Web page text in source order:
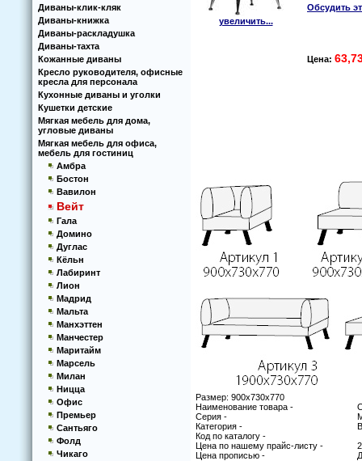
Диваны-клик-кляк
Диваны-книжка
Диваны-раскладушка
Диваны-тахта
Кoжанные диваны
Кресло руководителя, офисные
кресла для персонала
Кухoнные диваны и угoлки
Кушетки детские
Мягкая мебель для дома,
угловые диваны
Мягкая мебель для офиса,
мебель для гостиниц
Амбра
Бостон
Вавилон
Вейт
Гала
Домино
Дуглас
Кёльн
Лабиринт
Лион
Мадрид
Мальта
Манхэттен
Манчестер
Маритайм
Марсель
Милан
Ницца
Офис
Премьер
Сантьяго
Фолд
Чикаго
увеличить...
Обсудить
Цена:
Размер: 900х730х770
Наименование товара -
Серия -
Категория -
Код по каталогу -
Цена по нашему прайс-листу -
Цена прописью -